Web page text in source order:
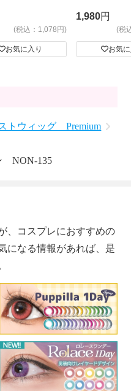
(税込：1,078円)
お気に入り
ビッグサイ
1,980円
(税
お気
トウィッグ Premium
NON-135
、コスプレにおすすめの
になる情報があれば、是